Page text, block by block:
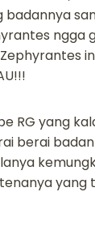
badannya
ngga
RG yang
berai
yang